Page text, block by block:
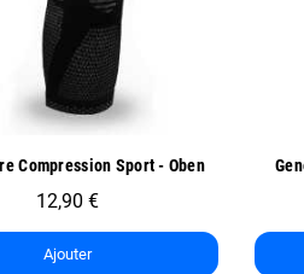
Aperçu rapide
de Sport Exo One - Oben
14,90 € 7,45 €
Ajouter